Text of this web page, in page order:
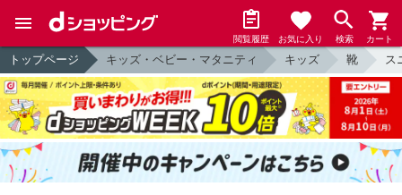
閲覧履歴 お気に入り 検索 カート
トップページ キッズ・ベビー・マタニティ キッズ 靴 ス